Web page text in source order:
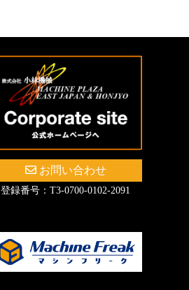
お問い合わせ
登録番号：T3-0700-0102-2091